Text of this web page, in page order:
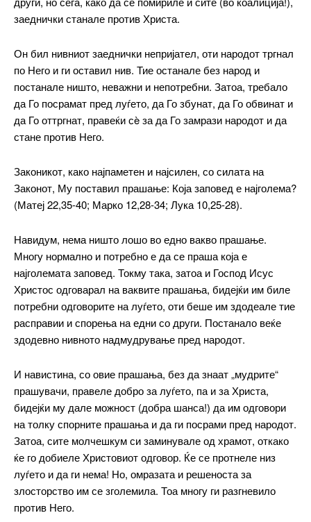
заеднички станале против Христа.
Он бил нивниот заеднички непријател, оти народот тргнал
по Него и ги оставил нив. Тие останале без народ и
постанале ништо, неважни и непотребни. Затоа, требало
да Го посрамат пред луѓето, да Го збунат, да Го обвинат и
да Го оттргнат, правеќи сè за да Го замрази народот и да
стане против Него.
Законикот, како најпаметен и најсилен, со силата на
Законот, Му поставил прашање: Која заповед е најголема?
(Матеј 22,35-40; Марко 12,28-34; Лука 10,25-28).
Навидум, нема ништо лошо во едно вакво прашање.
Многу нормално и потребно е да се праша која е
најголемата заповед. Токму така, затоа и Господ Исус
Христос одговарал на ваквите прашања, бидејќи им биле
потребни одговорите на луѓето, оти беше им здодеале тие
расправии и спорења на едни со други. Постанало веќе
здодевно нивното надмудрување пред народот.
И навистина, со овие прашања, без да знаат „мудрите“
прашувачи, правеле добро за луѓето, па и за Христа,
бидејќи му дале можност (добра шанса!) да им одговори
на толку спорните прашања и да ги посрами пред народот.
Затоа, сите молчешкум си заминувале од храмот, откако
ќе го добиеле Христовиот одговор. Ќе се протнеле низ
луѓето и да ги нема! Но, омразата и решеноста за
злосторство им се зголемила. Тоа многу ги разгневило
против Него.